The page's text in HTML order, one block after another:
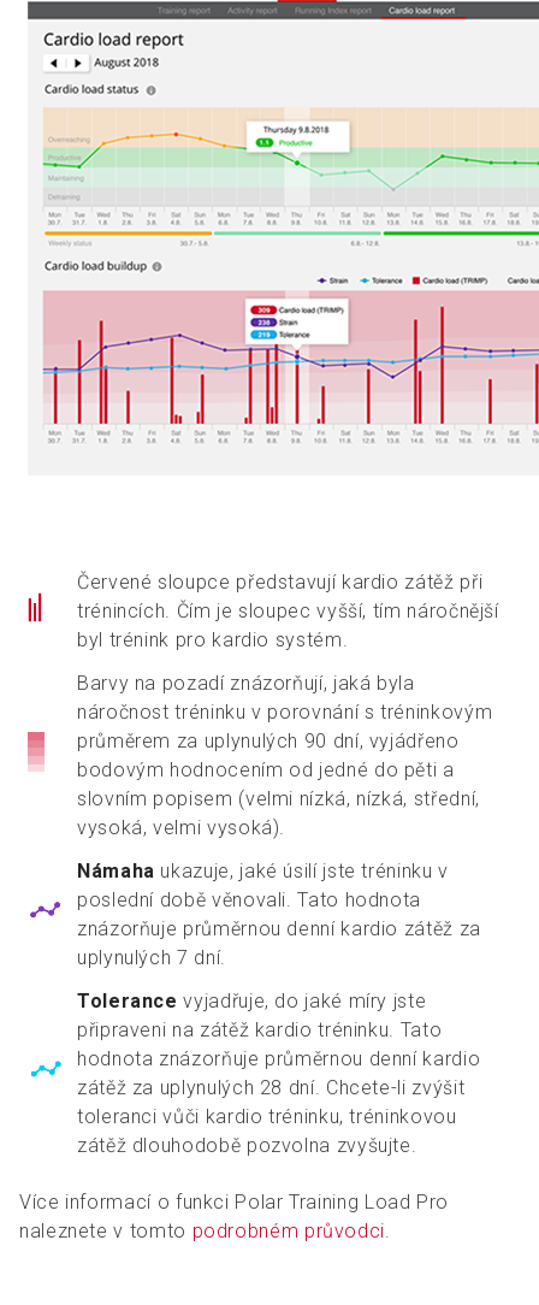
Červené sloupce představují kardio zátěž při
trénincích. Čím je sloupec vyšší, tím náročnější
byl trénink pro kardio systém.
Barvy na pozadí znázorňují, jaká byla
náročnost tréninku v porovnání s tréninkovým
průměrem za uplynulých 90 dní, vyjádřeno
bodovým hodnocením od jedné do pěti a
slovním popisem (velmi nízká, nízká, střední,
vysoká, velmi vysoká).
Námaha ukazuje, jaké úsilí jste tréninku v
poslední době věnovali. Tato hodnota
znázorňuje průměrnou denní kardio zátěž za
uplynulých 7 dní.
Tolerance vyjadřuje, do jaké míry jste
připraveni na zátěž kardio tréninku. Tato
hodnota znázorňuje průměrnou denní kardio
zátěž za uplynulých 28 dní. Chcete-li zvýšit
toleranci vůči kardio tréninku, tréninkovou
zátěž dlouhodobě pozvolna zvyšujte.
Více informací o funkci Polar Training Load Pro
naleznete v tomto podrobném průvodci.